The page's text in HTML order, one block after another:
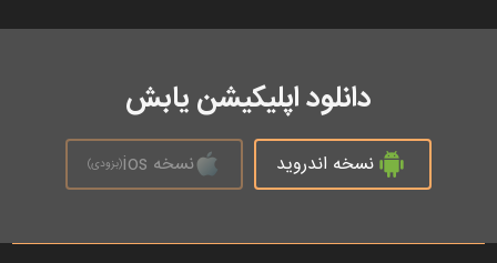
دانلود اپلیکیشن یابش
نسخه اندروید نسخه ios (بزودی)